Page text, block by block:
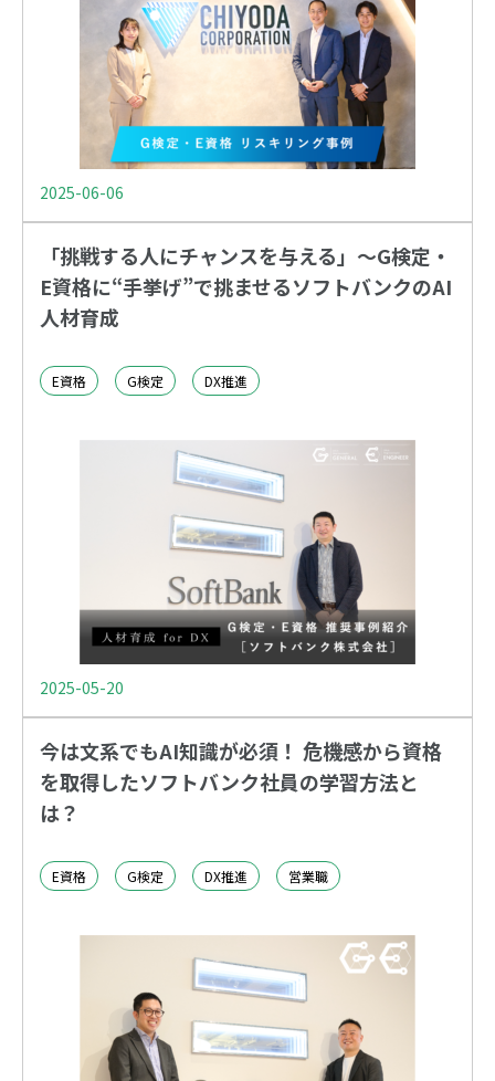
2025-06-06
「挑戦する人にチャンスを与える」～G検定・
E資格に“手挙げ”で挑ませるソフトバンクのAI
人材育成
E資格 G検定 DX推進
2025-05-20
今は文系でもAI知識が必須！ 危機感から資格
を取得したソフトバンク社員の学習方法と
は？
E資格 G検定 DX推進 営業職